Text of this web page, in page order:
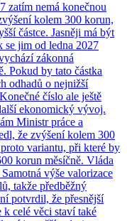
zatím nemá konečnou
kolem 300 korun,
částce. Jasněji má být
se jim od ledna 2027
zákonná
Pokud by tato částka
odhadů o nejnižší
číslo ale ještě
ekonomický vývoj.
Ministr práce a
že zvýšení kolem 300
variantu, při které by
korun měsíčně. Vláda
výše valorizace
takže předběžný
potvrdil, že přesnější
k celé věci staví také